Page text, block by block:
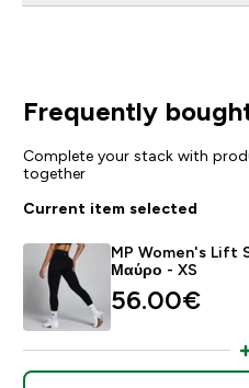
Frequently
Complete your stack with
together
Current item selected
MP Women's Lift
Μαύρο - XS
56.00€‎